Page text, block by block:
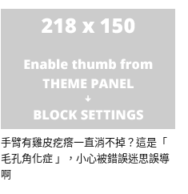
手臂有雞皮疙瘩一直消不掉？這是「
毛孔角化症 」，小心被錯誤迷思誤導
啊